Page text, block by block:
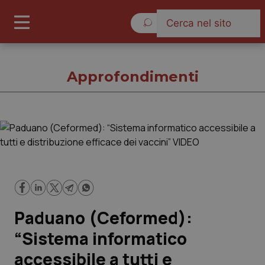
Governo e Parlamento
Regioni e Asl
Lavoro e Professioni
Approfondimenti
Paduano (Ceformed):
“Sistema informatico
accessibile a tutti e